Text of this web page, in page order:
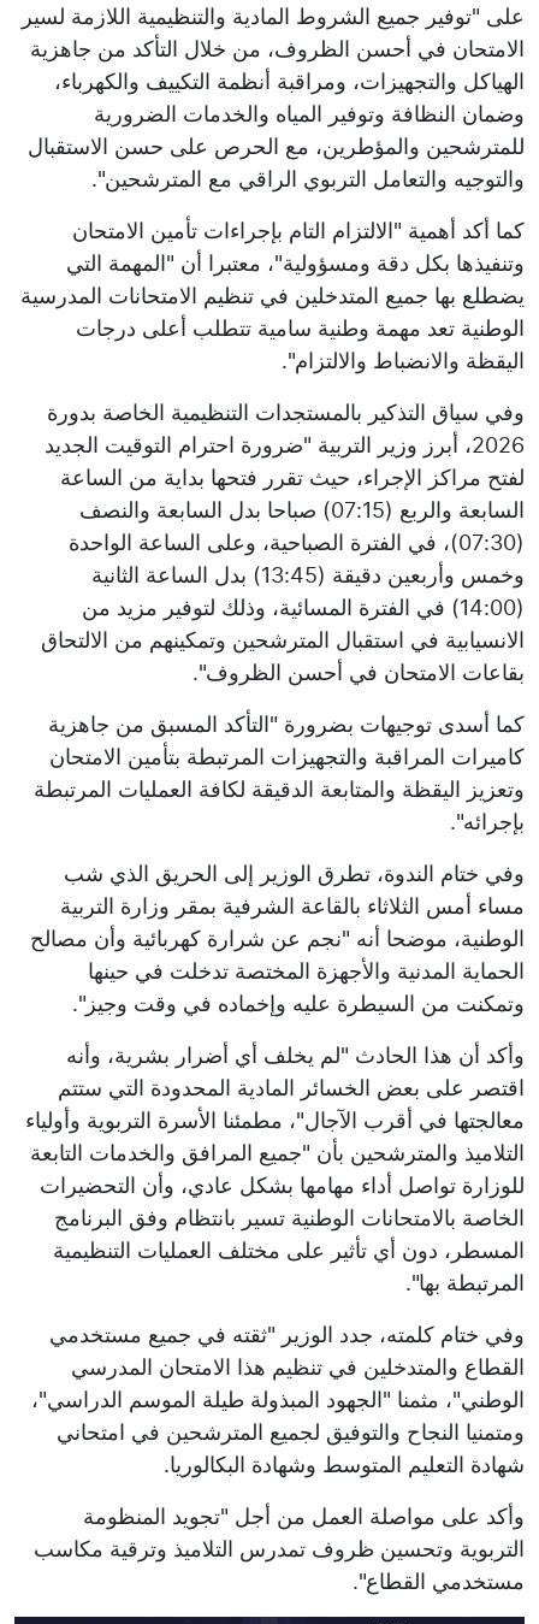
على "توفير جميع الشروط المادية والتنظيمية اللازمة لسير
الامتحان في أحسن الظروف، من خلال التأكد من جاهزية
الهياكل والتجهيزات، ومراقبة أنظمة التكييف والكهرباء،
وضمان النظافة وتوفير المياه والخدمات الضرورية
للمترشحين والمؤطرين، مع الحرص على حسن الاستقبال
والتوجيه والتعامل التربوي الراقي مع المترشحين".
كما أكد أهمية "الالتزام التام بإجراءات تأمين الامتحان
وتنفيذها بكل دقة ومسؤولية"، معتبرا أن "المهمة التي
يضطلع بها جميع المتدخلين في تنظيم الامتحانات المدرسية
الوطنية تعد مهمة وطنية سامية تتطلب أعلى درجات
اليقظة والانضباط والالتزام".
وفي سياق التذكير بالمستجدات التنظيمية الخاصة بدورة
2026، أبرز وزير التربية "ضرورة احترام التوقيت الجديد
لفتح مراكز الإجراء، حيث تقرر فتحها بداية من الساعة
السابعة والربع (07:15) صباحا بدل السابعة والنصف
(07:30)، في الفترة الصباحية، وعلى الساعة الواحدة
وخمس وأربعين دقيقة (13:45) بدل الساعة الثانية
(14:00) في الفترة المسائية، وذلك لتوفير مزيد من
الانسيابية في استقبال المترشحين وتمكينهم من الالتحاق
بقاعات الامتحان في أحسن الظروف".
كما أسدى توجيهات بضرورة "التأكد المسبق من جاهزية
كاميرات المراقبة والتجهيزات المرتبطة بتأمين الامتحان
وتعزيز اليقظة والمتابعة الدقيقة لكافة العمليات المرتبطة
بإجرائه".
وفي ختام الندوة، تطرق الوزير إلى الحريق الذي شب
مساء أمس الثلاثاء بالقاعة الشرفية بمقر وزارة التربية
الوطنية، موضحا أنه "نجم عن شرارة كهربائية وأن مصالح
الحماية المدنية والأجهزة المختصة تدخلت في حينها
وتمكنت من السيطرة عليه وإخماده في وقت وجيز".
وأكد أن هذا الحادث "لم يخلف أي أضرار بشرية، وأنه
اقتصر على بعض الخسائر المادية المحدودة التي ستتم
معالجتها في أقرب الآجال"، مطمئنا الأسرة التربوية وأولياء
التلاميذ والمترشحين بأن "جميع المرافق والخدمات التابعة
للوزارة تواصل أداء مهامها بشكل عادي، وأن التحضيرات
الخاصة بالامتحانات الوطنية تسير بانتظام وفق البرنامج
المسطر، دون أي تأثير على مختلف العمليات التنظيمية
المرتبطة بها".
وفي ختام كلمته، جدد الوزير "ثقته في جميع مستخدمي
القطاع والمتدخلين في تنظيم هذا الامتحان المدرسي
الوطني"، مثمنا "الجهود المبذولة طيلة الموسم الدراسي"،
ومتمنيا النجاح والتوفيق لجميع المترشحين في امتحاني
شهادة التعليم المتوسط وشهادة البكالوريا.
وأكد على مواصلة العمل من أجل "تجويد المنظومة
التربوية وتحسين ظروف تمدرس التلاميذ وترقية مكاسب
مستخدمي القطاع".